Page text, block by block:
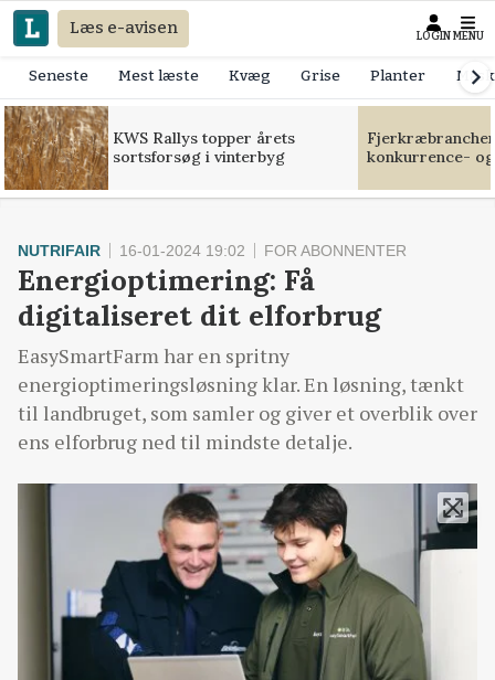
Læs e-avisen LOGIN MENU
Seneste Mest læste Kvæg Grise Planter
KWS Rallys topper årets
sortsforsøg i vinterbyg
konkurrence-
NUTRIFAIR 16-01-2024 19:02 FOR ABONNENTER
Energioptimering: Få
digitaliseret dit elforbrug
EasySmartFarm har en spritny
energioptimeringsløsning klar. En løsning, tænkt
til landbruget, som samler og giver et overblik over
ens elforbrug ned til mindste detalje.